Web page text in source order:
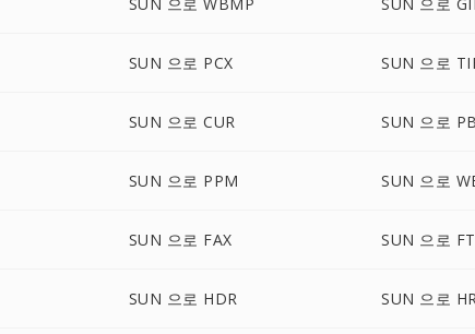
SUN 으로 PCX SUN 으로
SUN 으로 CUR SUN 으로
SUN 으로 PPM SUN 으로
SUN 으로 FAX SUN 으로
SUN 으로 HDR SUN 으로